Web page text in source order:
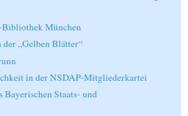
Bibliothek München
der „Gelben Blätter“
in der NSDAP-Mitgliederkartei
Staats- und